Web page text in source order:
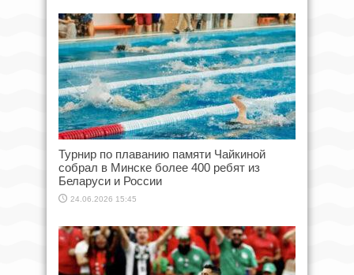
Турнир по плаванию памяти Чайкиной
собрал в Минске более 400 ребят из
Беларуси и России
24.06.2026 15:45